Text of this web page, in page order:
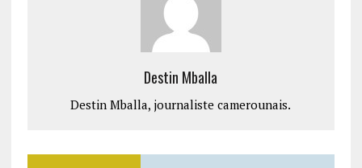
Destin Mballa
Destin Mballa, journaliste camerounais.